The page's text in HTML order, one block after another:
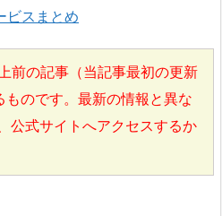
ビスまとめ
前の記事（当記事最初の更新
のです。最新の情報と異な
公式サイトへアクセスするか